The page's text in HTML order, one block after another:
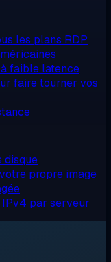
les plans RDP
faible latence
faire tourner vos
disque
propre image
IPv4 par serveur